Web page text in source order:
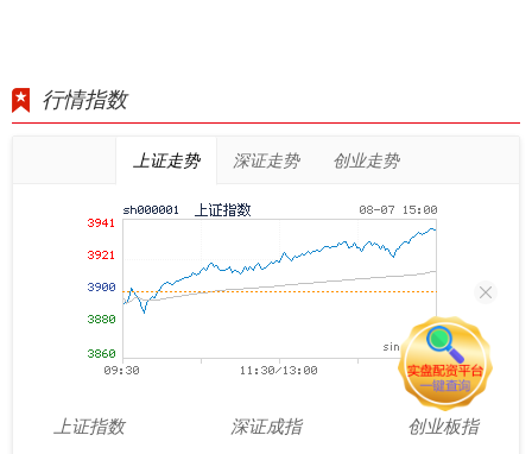
行情指数
上证走势 深证走势 创业走势
上证指数
深证成指
创业板指